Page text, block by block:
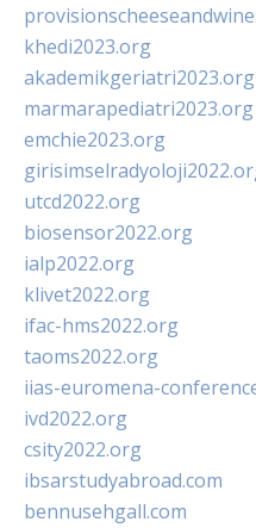
khedi2023.org
akademikgeriatri2023.org
marmarapediatri2023.org
emchie2023.org
utcd2022.org
biosensor2022.org
ialp2022.org
klivet2022.org
ifac-hms2022.org
taoms2022.org
iias-euromena-
ivd2022.org
csity2022.org
ibsarstudyabroad.com
bennusehgall.com